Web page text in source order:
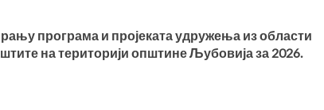
програма и пројеката удружења из области
на територији општине Љубовија за 2026.